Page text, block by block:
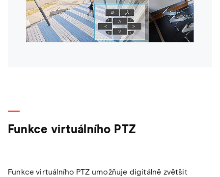
Funkce virtuálního PTZ
Funkce virtuálního PTZ umožňuje digitálně zvětšit